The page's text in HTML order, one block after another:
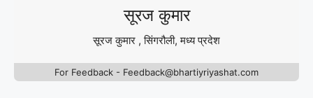
सूरज कुमार
सूरज कुमार , सिंगरौली, मध्य प्रदेश
For Feedback - Feedback@bhartiyriyashat.com